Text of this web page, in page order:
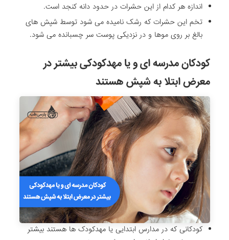
اندازه هر کدام از این حشرات در حدود دانه کنجد است.
تخم این حشرات که رشک نامیده می شود توسط شپش های
بالغ بر روی موها و در نزدیکی پوست سر چسبانده می شود.
کودکان مدرسه ای و یا مهدکودکی بیشتر در
معرض ابتلا به شپش هستند
کودکانی که در مدارس ابتدایی یا مهدکودک ها هستند بیشتر